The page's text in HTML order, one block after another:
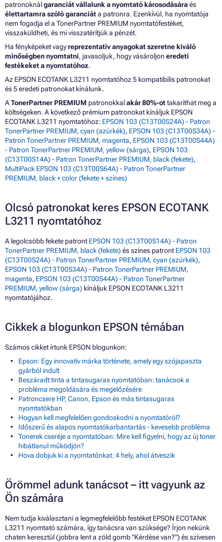
patronoknálgaranciát vállalunk a nyomtató károsodásáraés
élettartamra szóló garanciáta patronra. Ezenkívül, ha nyomtatója
nem fogadja el a TonerPartner PREMIUM nyomtatófestéket,
visszaküldheti, és mi visszatérítjük a pénzét.
Ha fényképeket vagyreprezentatív anyagokat szeretne kiváló
minőségben nyomtatni, javasoljuk, hogy vásároljon eredeti
festékeket a nyomtatóhoz.
Az EPSON ECOTANK L3211 nyomtatóhoz 5 kompatibilis patronokat
és 5 eredeti patronokat kínálunk.
ATonerPartner PREMIUM patronokkalakár 80%-ottakaríthat meg a
költségeken. A következő prémium patronokat kínáljuk EPSON
ECOTANK L3211 nyomtatóhoz: EPSON 103 (C13T00S24A) - Patron
TonerPartner PREMIUM, cyan (azúrkék), EPSON 103 (C13T00S34A) -
Patron TonerPartner PREMIUM, magenta, EPSON 103 (C13T00S44A)
- Patron TonerPartner PREMIUM, yellow (sárga), EPSON 103
(C13T00S14A) - Patron TonerPartner PREMIUM, black (fekete),
MultiPack EPSON 103 (C13T00S64A) - Patron TonerPartner
PREMIUM, black + color (fekete + színes)
Olcsó patronokat keres EPSON ECOTANK
L3211 nyomtatóhoz
A legolcsóbb fekete patrontEPSON 103 (C13T00S14A) - Patron
TonerPartner PREMIUM, black (fekete) és színes patrontEPSON 103
(C13T00S24A) - Patron TonerPartner PREMIUM, cyan (azúrkék),
EPSON 103 (C13T00S34A) - Patron TonerPartner PREMIUM,
magenta, EPSON 103 (C13T00S44A) - Patron TonerPartner
PREMIUM, yellow (sárga) kínáljuk EPSON ECOTANK L3211
nyomtatójához.
Cikkek a blogunkon EPSON témában
Számos cikket írtunk EPSON blogunkon:
Epson: Egy innovatív márka története, amely egy szójapaszta
gyárból indult
Beszáradt tinta a tintasugaras nyomtatóban: tanácsok a
probléma megoldására és megelőzésére
Patroncsere HP, Canon, Epson és más tintasugaras
nyomtatókban
Hogyan kell megfelelően gondoskodni a nyomtatóról?
Időszerű és alapos nyomtatókarbantartás - kevesebb probléma
Tonerek cseréje a nyomtatóban: Mire kell figyelni, hogy az új toner
hibátlanul működjön?
Hova dobjuk ki a nyomtatónkat: 4 hely, ahol átveszik
Örömmel adunk tanácsot – itt vagyunk az
Ön számára
Nem tudja kiválasztani a legmegfelelőbb festéket EPSON ECOTANK
L3211 nyomtató számára, így tanácsra van szüksége? Írjon nekünk
chaten keresztül (jobbra lent a zöld gomb "Kérdése van?") és szívesen